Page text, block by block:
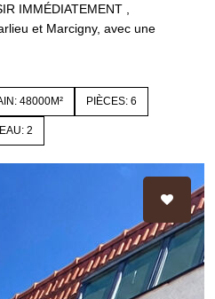
IMMÉDIATEMENT ,
et Marcigny, avec une
48000M² PIÈCES: 6
2